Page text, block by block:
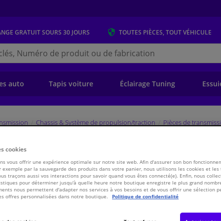
GRATUITSOURS 30 JOURS TOUTES PIÈCES, TOUT VÉHICULE
auto Tapis voiture Éclairage Tuning
Chassis & Système de propulsion/traction Pièces de
de commande 38333 FEBI
€ 10,80 TTC
Voir les
cookies
vous offrir une expérience optimale sur notre site web. Afin d'assurer son bon
exemple par la sauvegarde des produits dans votre panier, nous utilisons les cookies et les
traçons aussi vos interactions pour savoir quand vous êtes connecté(e). Enfin, nous
pour déterminer jusqu'à quelle heure notre boutique enregistre le plus grand
nous permettent d'adapter nos services à vos besoins et de vous offrir une sélection
offres personnalisées dans notre boutique.
Politique de confidentialité